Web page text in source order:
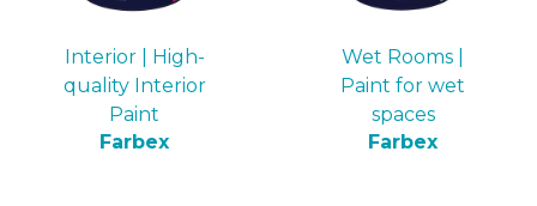
Interior | High-
quality Interior
Paint
Farbex
Wet Rooms |
Paint for wet
spaces
Farbex